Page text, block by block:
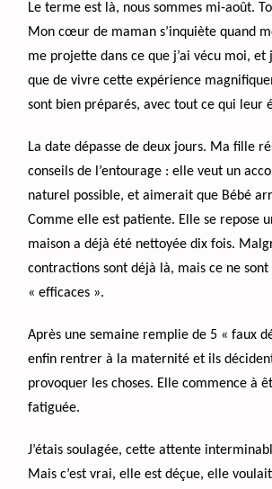
Le terme est là, nous sommes mi-août.
Mon cœur de maman s’inquiète quand
me projette dans ce que j’ai vécu moi, et
que de vivre cette expérience
sont bien préparés, avec tout ce qui leur
La date dépasse de deux jours. Ma fille
conseils de l’entourage : elle veut un
naturel possible, et aimerait que Bébé
Comme elle est patiente. Elle se repose
maison a déjà été nettoyée dix fois.
contractions sont déjà là, mais ce ne sont
« efficaces ».
Après une semaine remplie de 5 « faux
enfin rentrer à la maternité et ils
provoquer les choses. Elle commence à
fatiguée.
J’étais soulagée, cette attente
Mais c’est vrai, elle est déçue, elle